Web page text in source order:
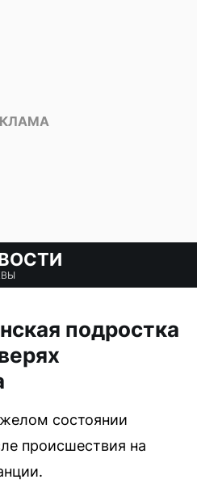
подростка
состоянии
происшествия на